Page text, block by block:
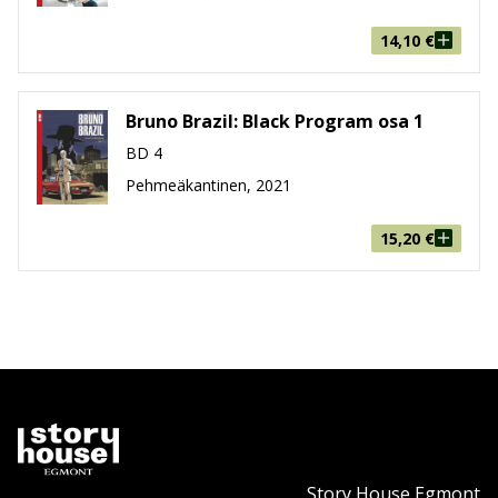
14,10 €
Bruno Brazil: Black Program osa 1
BD 4
Pehmeäkantinen, 2021
15,20 €